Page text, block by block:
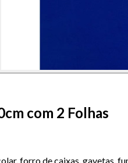
com 2 Folhas
forro de caixas, gavetas,